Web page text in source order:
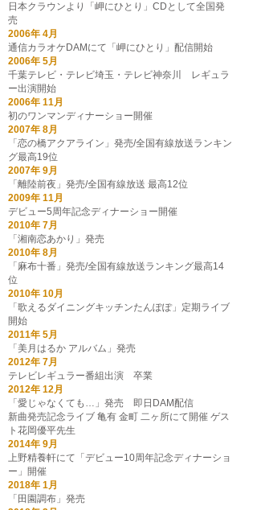
日本クラウンより「岬にひとり」CDとして全国発
売
2006年 4月
通信カラオケDAMにて「岬にひとり」配信開始
2006年 5月
千葉テレビ・テレビ埼玉・テレビ神奈川 レギュラ
ー出演開始
2006年 11月
初のワンマンディナーショー開催
2007年 8月
「恋の橋アクアライン」発売/全国有線放送ランキン
グ最高19位
2007年 9月
「離陸前夜」発売/全国有線放送 最高12位
2009年 11月
デビュー5周年記念ディナーショー開催
2010年 7月
「湘南恋あかり」発売
2010年 8月
「麻布十番」発売/全国有線放送ランキング最高14
位
2010年 10月
「歌えるダイニングキッチンたんぽぽ」定期ライブ
開始
2011年 5月
「美月はるか アルバム」発売
2012年 7月
テレビレギュラー番組出演 卒業
2012年 12月
「愛じゃなくても…」発売 即日DAM配信
新曲発売記念ライブ 亀有 金町 二ヶ所にて開催 ゲス
ト花岡優平先生
2014年 9月
上野精養軒にて「デビュー10周年記念ディナーショ
ー」開催
2018年 1月
「田園調布」発売